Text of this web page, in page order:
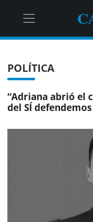
POLÍTICA
“Adriana abrió el
del SÍ